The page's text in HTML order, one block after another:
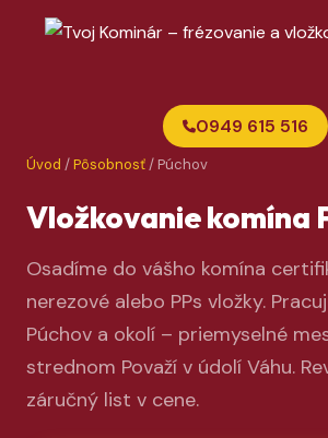
0949 615 516
Úvod /Pôsobnosť/ Púchov
Vložkovanie komína
Osadíme do vášho komína
nerezové alebo PPs vložky.
Púchov a okolí – priemyselné
strednom Považí v údolí Váhu.
záručný list v cene.